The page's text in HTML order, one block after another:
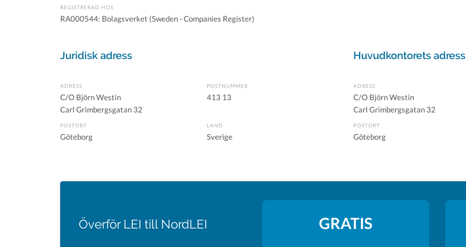
REGISTRERAD HOS
RA000544: Bolagsverket (Sweden - Companies Register)
Juridisk adress
ADRESS
C/O Björn Westin
Carl Grimbergsgatan 32
POSTNUMMER
413 13
POSTORT
Göteborg
LAND
Sverige
Huvudkontorets adress
ADRESS
C/O Björn Westin
Carl Grimbergsgatan 32
POSTORT
Göteborg
Överför LEI till NordLEI GRATIS